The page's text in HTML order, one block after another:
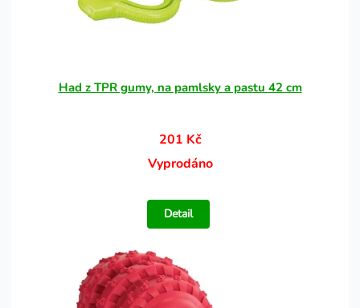
Had z TPR gumy, na pamlsky a pastu 42 cm
201 Kč
Vyprodáno
Detail